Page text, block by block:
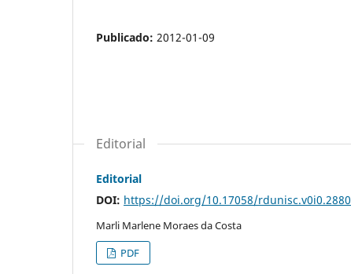
Publicado: 2012-01-09
Editorial
Editorial
DOI: https://doi.org/10.17058/rdunisc.v0i0.2880
Marli Marlene Moraes da Costa
PDF